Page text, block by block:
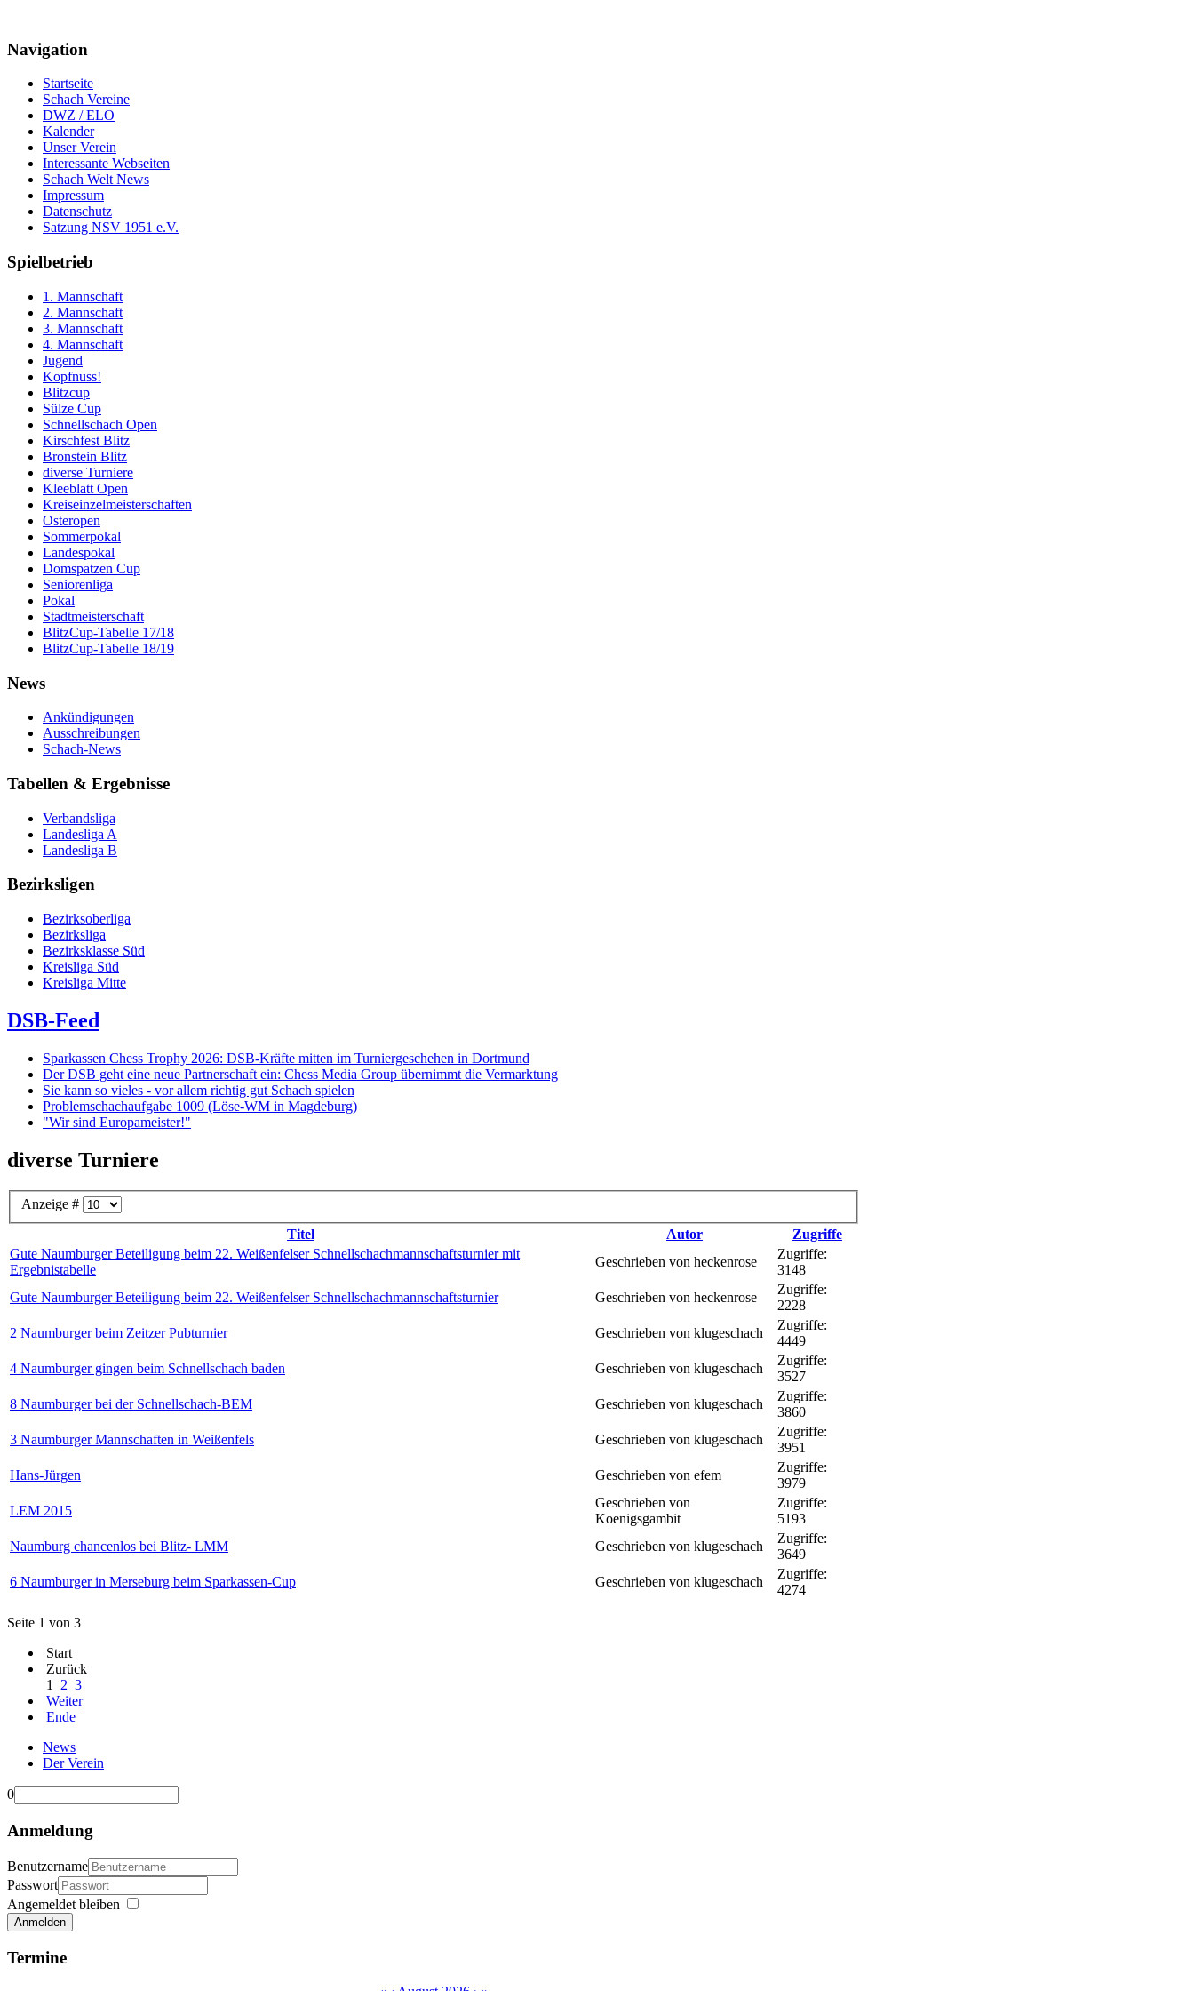
Navigation
Startseite
Schach Vereine
DWZ / ELO
Kalender
Unser Verein
Interessante Webseiten
Schach Welt News
Impressum
Datenschutz
Satzung NSV 1951 e.V.
Spielbetrieb
1. Mannschaft
2. Mannschaft
3. Mannschaft
4. Mannschaft
Jugend
Kopfnuss!
Blitzcup
Sülze Cup
Schnellschach Open
Kirschfest Blitz
Bronstein Blitz
diverse Turniere
Kleeblatt Open
Kreiseinzelmeisterschaften
Osteropen
Sommerpokal
Landespokal
Domspatzen Cup
Seniorenliga
Pokal
Stadtmeisterschaft
BlitzCup-Tabelle 17/18
BlitzCup-Tabelle 18/19
News
Ankündigungen
Ausschreibungen
Schach-News
Tabellen & Ergebnisse
Verbandsliga
Landesliga A
Landesliga B
Bezirksligen
Bezirksoberliga
Bezirksliga
Bezirksklasse Süd
Kreisliga Süd
Kreisliga Mitte
DSB-Feed
Sparkassen Chess Trophy 2026: DSB-Kräfte mitten im Turniergeschehen in Dortmund
Der DSB geht eine neue Partnerschaft ein: Chess Media Group übernimmt die Vermarktung
Sie kann so vieles - vor allem richtig gut Schach spielen
Problemschachaufgabe 1009 (Löse-WM in Magdeburg)
"Wir sind Europameister!"
diverse Turniere
Anzeige #
Titel
Autor
Zugriffe
Gute Naumburger Beteiligung beim 22. Weißenfelser Schnellschachmannschaftsturnier mit
Ergebnistabelle
Geschrieben von heckenrose
Zugriffe:
3148
Gute Naumburger Beteiligung beim 22. Weißenfelser Schnellschachmannschaftsturnier
Geschrieben von heckenrose
Zugriffe:
2228
2 Naumburger beim Zeitzer Pubturnier
Geschrieben von klugeschach
Zugriffe:
4449
4 Naumburger gingen beim Schnellschach baden
Geschrieben von klugeschach
Zugriffe:
3527
8 Naumburger bei der Schnellschach-BEM
Geschrieben von klugeschach
Zugriffe:
3860
3 Naumburger Mannschaften in Weißenfels
Geschrieben von klugeschach
Zugriffe:
3951
Hans-Jürgen
Geschrieben von efem
Zugriffe:
3979
LEM 2015
Geschrieben von
Koenigsgambit
Zugriffe:
5193
Naumburg chancenlos bei Blitz- LMM
Geschrieben von klugeschach
Zugriffe:
3649
6 Naumburger in Merseburg beim Sparkassen-Cup
Geschrieben von klugeschach
Zugriffe:
4274
Seite 1 von 3
Start
Zurück
1 2 3
Weiter
Ende
News
Der Verein
0
Anmeldung
Benutzername
Passwort
Angemeldet bleiben
Anmelden
Termine